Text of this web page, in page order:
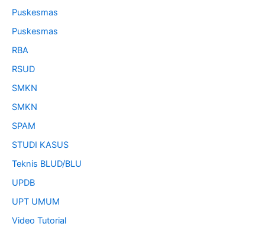
Puskesmas
Puskesmas
RBA
RSUD
SMKN
SMKN
SPAM
STUDI KASUS
Teknis BLUD/BLU
UPDB
UPT UMUM
Video Tutorial